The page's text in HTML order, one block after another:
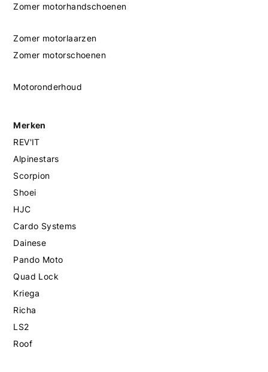
Zomer motorhandschoenen
Zomer motorlaarzen
Zomer motorschoenen
Motoronderhoud
Merken
REV'IT
Alpinestars
Scorpion
Shoei
HJC
Cardo Systems
Dainese
Pando Moto
Quad Lock
Kriega
Richa
LS2
Roof